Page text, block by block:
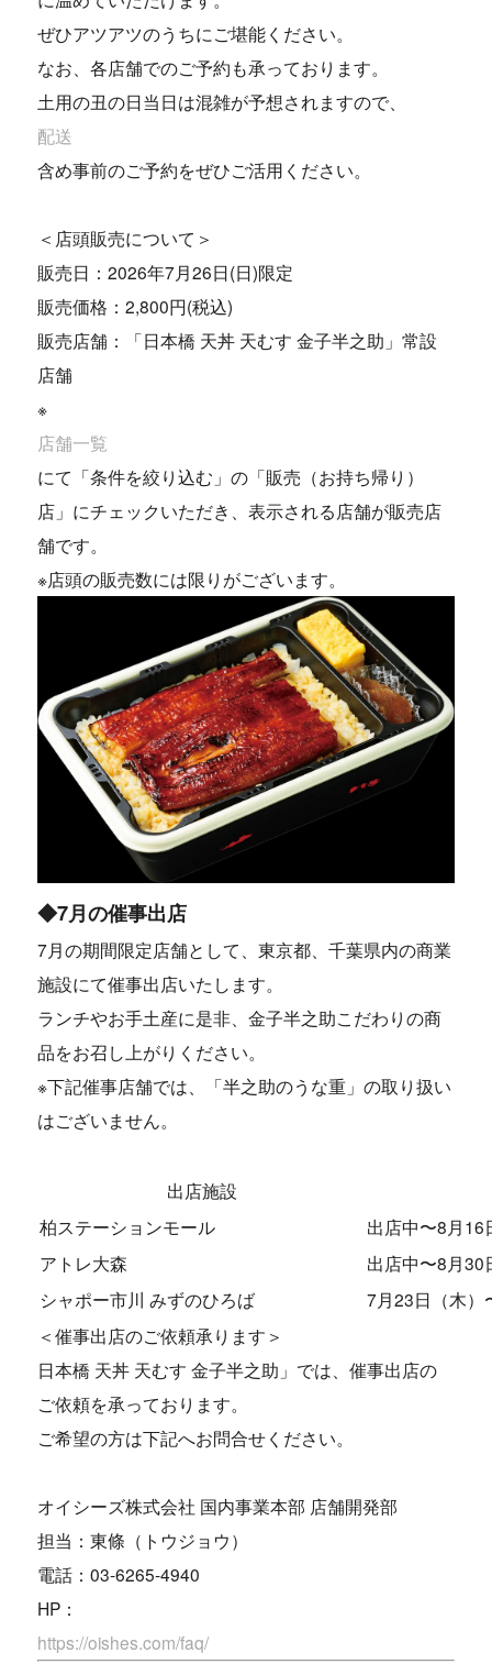
ぜひアツアツのうちにご堪能ください。
なお、各店舗でのご予約も承っております。
土用の丑の日当日は混雑が予想されますので、
配送
含め事前のご予約をぜひご活用ください。
＜店頭販売について＞
販売日：2026年7月26日(日)限定
販売価格：2,800円(税込)
販売店舗：「日本橋 天丼 天むす 金子半之助」常設
店舗
※
店舗一覧
にて「条件を絞り込む」の「販売（お持ち帰り）
店」にチェックいただき、表示される店舗が販売店
舗です。
※店頭の販売数には限りがございます。
◆7月の催事出店
7月の期間限定店舗として、東京都、千葉県内の商業
施設にて催事出店いたします。
ランチやお手土産に是非、金子半之助こだわりの商
品をお召し上がりください。
※下記催事店舗では、「半之助のうな重」の取り扱い
はございません。
出店施設
柏ステーションモール
出店中〜8月16
アトレ大森
出店中〜8月30
シャポー市川 みずのひろば
7月23日（木）
＜催事出店のご依頼承ります＞
日本橋 天丼 天むす 金子半之助」では、催事出店の
ご依頼を承っております。
ご希望の方は下記へお問合せください。
オイシーズ株式会社 国内事業本部 店舗開発部
担当：東條（トウジョウ）
電話：03-6265-4940
HP：
https://oishes.com/faq/